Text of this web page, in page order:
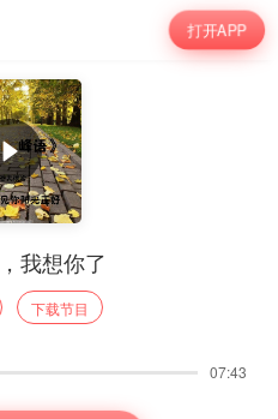
打开APP
我想你了
下载节目
07:43